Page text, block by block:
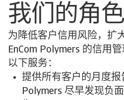
我们的角色
为降低客户信用风险，扩
EnCom Polymers 的信用
以下服务：
提供所有客户的月度报
Polymers 尽早发现负